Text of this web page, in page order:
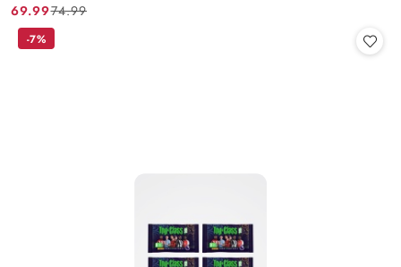
Cena
promocyjna:
69.99
Cena
przed
74.99
-7%